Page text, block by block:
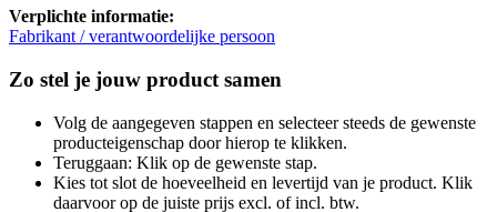
Verplichte informatie:
Fabrikant / verantwoordelijke persoon
Zo stel je jouw product samen
Volg de aangegeven stappen en selecteer steeds de gewenste
producteigenschap door hierop te klikken.
Teruggaan: Klik op de gewenste stap.
Kies tot slot de hoeveelheid en levertijd van je product. Klik
daarvoor op de juiste prijs excl. of incl. btw.